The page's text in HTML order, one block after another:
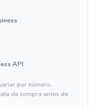
API
por número.
de compra antes de